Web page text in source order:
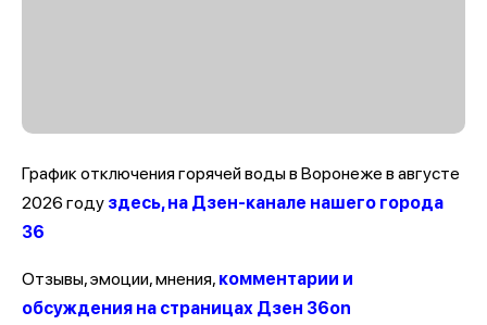
График отключения горячей воды в Воронеже в августе
2026 году здесь, на Дзен-канале нашего города
36
Отзывы, эмоции, мнения, комментарии и
обсуждения на страницах Дзен 36on